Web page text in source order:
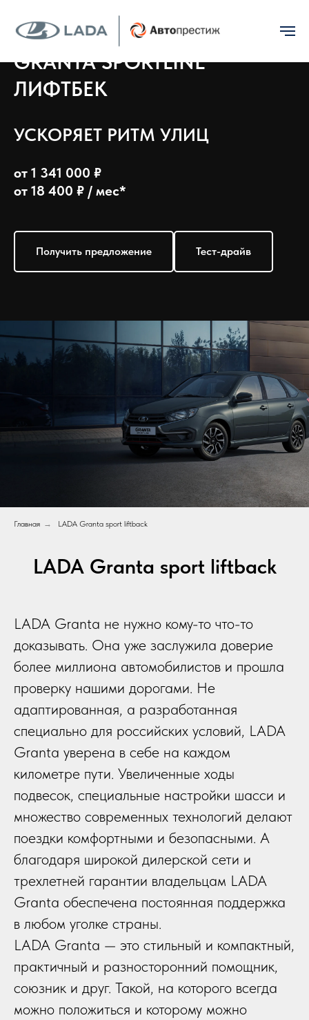
GRANTA SPORTLINE
ЛИФТБЕК
УСКОРЯЕТ РИТМ УЛИЦ
от 1 341 000 ₽
от 18 400 ₽ / мес*
Получить предложение Тест-драйв
Главная → LADA Granta sport liftback
LADA Granta sport liftback
LADA Granta не нужно кому-то что-то
доказывать. Она уже заслужила доверие
более миллиона автомобилистов и прошла
проверку нашими дорогами. Не
адаптированная, а разработанная
специально для российских условий, LADA
Granta уверена в себе на каждом
километре пути. Увеличенные ходы
подвесок, специальные настройки шасси и
множество современных технологий делают
поездки комфортными и безопасными. А
благодаря широкой дилерской сети и
трехлетней гарантии владельцам LADA
Granta обеспечена постоянная поддержка
в любом уголке страны.
LADA Granta — это стильный и компактный,
практичный и разносторонний помощник,
союзник и друг. Такой, на которого всегда
можно положиться и которому можно